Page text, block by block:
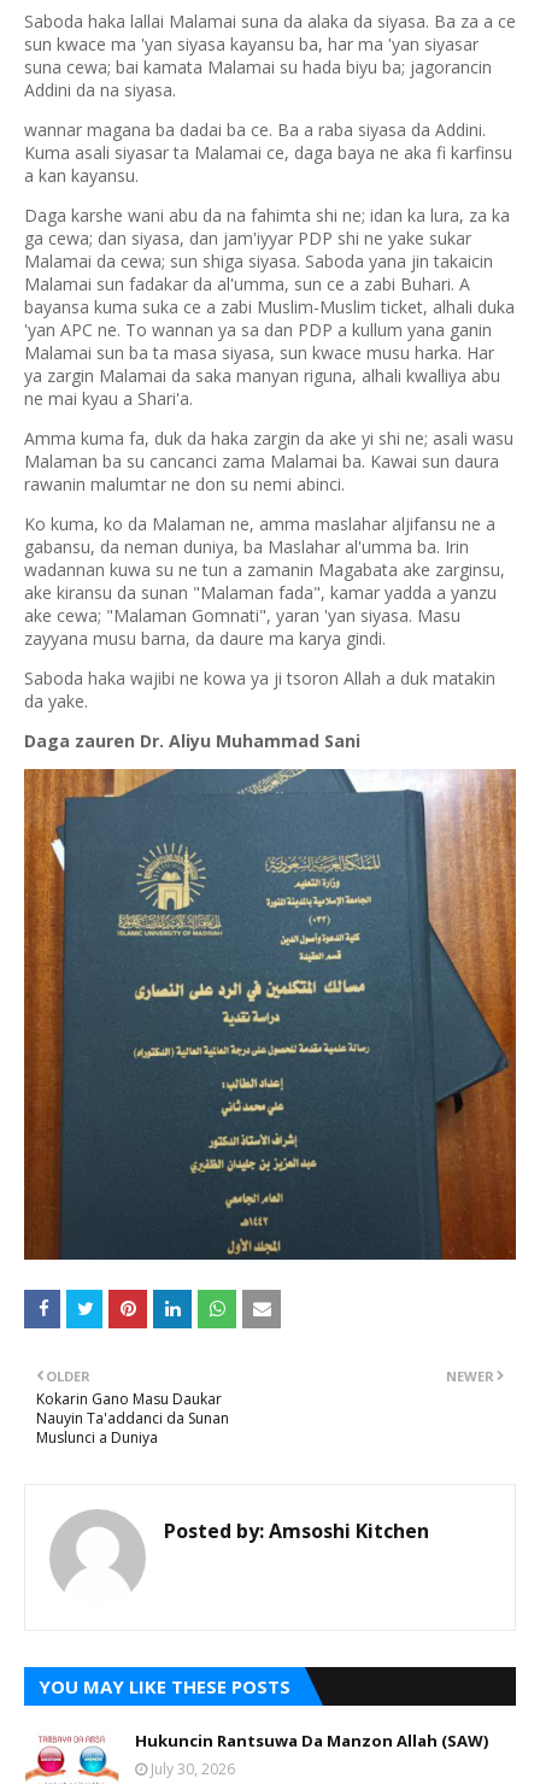
Saboda haka lallai Malamai suna da alaka da siyasa. Ba za a ce
sun kwace ma 'yan siyasa kayansu ba, har ma 'yan siyasar
suna cewa; bai kamata Malamai su hada biyu ba; jagorancin
Addini da na siyasa.
wannar magana ba dadai ba ce. Ba a raba siyasa da Addini.
Kuma asali siyasar ta Malamai ce, daga baya ne aka fi karfinsu
a kan kayansu.
Daga karshe wani abu da na fahimta shi ne; idan ka lura, za ka
ga cewa; dan siyasa, dan jam'iyyar PDP shi ne yake sukar
Malamai da cewa; sun shiga siyasa. Saboda yana jin takaicin
Malamai sun fadakar da al'umma, sun ce a zabi Buhari. A
bayansa kuma suka ce a zabi Muslim-Muslim ticket, alhali duka
'yan APC ne. To wannan ya sa dan PDP a kullum yana ganin
Malamai sun ba ta masa siyasa, sun kwace musu harka. Har
ya zargin Malamai da saka manyan riguna, alhali kwalliya abu
ne mai kyau a Shari'a.
Amma kuma fa, duk da haka zargin da ake yi shi ne; asali wasu
Malaman ba su cancanci zama Malamai ba. Kawai sun daura
rawanin malumtar ne don su nemi abinci.
Ko kuma, ko da Malaman ne, amma maslahar aljifansu ne a
gabansu, da neman duniya, ba Maslahar al'umma ba. Irin
wadannan kuwa su ne tun a zamanin Magabata ake zarginsu,
ake kiransu da sunan "Malaman fada", kamar yadda a yanzu
ake cewa; "Malaman Gomnati", yaran 'yan siyasa. Masu
zayyana musu barna, da daure ma karya gindi.
Saboda haka wajibi ne kowa ya ji tsoron Allah a duk matakin
da yake.
Daga zauren Dr. Aliyu Muhammad Sani
NEWER
OLDER
Kokarin Gano Masu Daukar
Nauyin Ta'addanci da Sunan
Muslunci a Duniya
Posted by:Amsoshi Kitchen
YOU MAY LIKE THESE POSTS
Hukuncin Rantsuwa Da Manzon Allah (SAW)
July 30, 2026